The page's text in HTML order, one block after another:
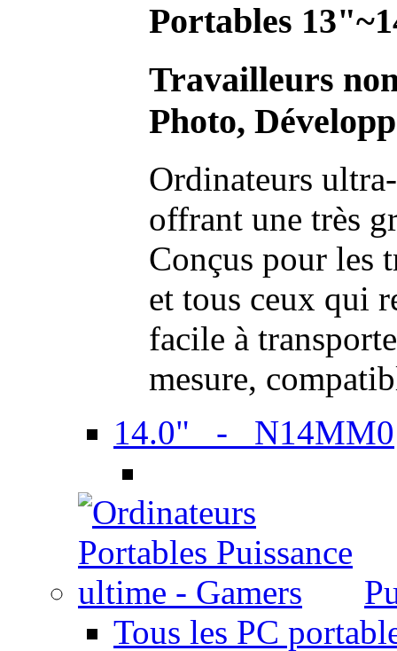
Portables
Travailleurs
Photo,
Ordinateurs
offrant une très
Conçus pour les
et tous ceux qui
facile à
mesure,
14.0" - N14MM0
Tous les PC